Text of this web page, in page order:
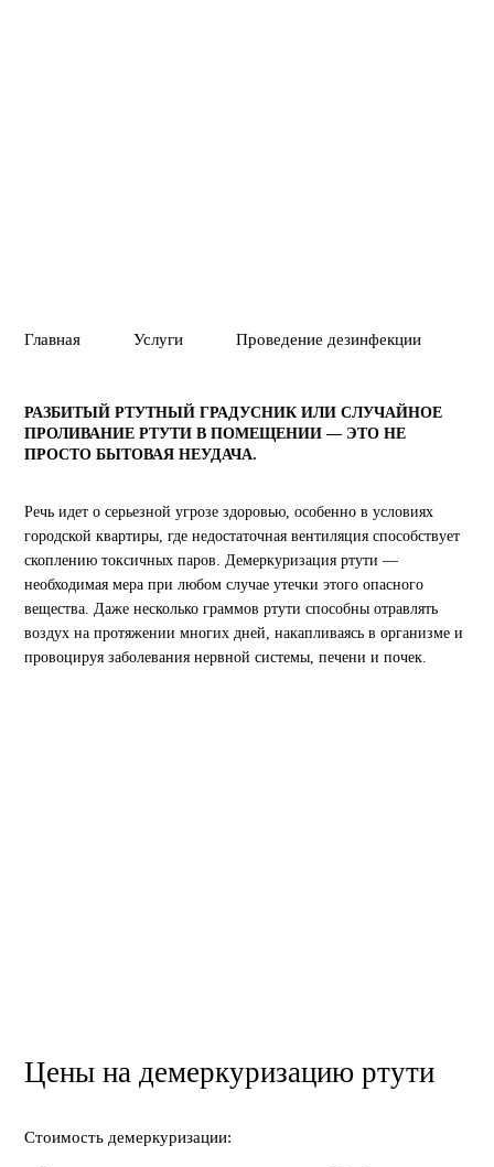
Главная Услуги Проведение дезинфекции
РАЗБИТЫЙ РТУТНЫЙ ГРАДУСНИК ИЛИ СЛУЧАЙНОЕ
ПРОЛИВАНИЕ РТУТИ В ПОМЕЩЕНИИ — ЭТО НЕ
ПРОСТО БЫТОВАЯ НЕУДАЧА.
Речь идет о серьезной угрозе здоровью, особенно в условиях
городской квартиры, где недостаточная вентиляция способствует
скоплению токсичных паров. Демеркуризация ртути —
необходимая мера при любом случае утечки этого опасного
вещества. Даже несколько граммов ртути способны отравлять
воздух на протяжении многих дней, накапливаясь в организме и
провоцируя заболевания нервной системы, печени и почек.
Цены на демеркуризацию ртути
Стоимость демеркуризации: